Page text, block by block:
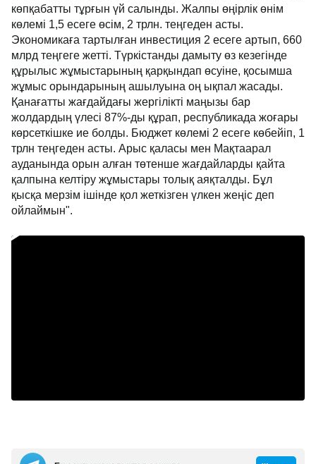
көпқабатты тұрғын үй салынды. Жалпы өңірлік өнім
көлемі 1,5 есеге өсім, 2 трлн. теңгеден асты.
Экономикаға тартылған инвестиция 2 есеге артып, 660
млрд теңгеге жетті. Түркістанды дамыту өз кезегінде
құрылыс жұмыстарының қарқындап өсуіне, қосымша
жұмыс орындарының ашылуына оң ықпал жасады.
Қанағатты жағдайдағы жергілікті маңызы бар
жолдардың үлесі 87%-ды құрап, республикада жоғары
көрсеткішке ие болды. Бюджет көлемі 2 есеге көбейіп, 1
трлн теңгеден асты. Арыс қаласы мен Мақтаарал
ауданында орын алған төтенше жағдайларды қайта
қалпына келтіру жұмыстары толық аяқталды. Бұл
қысқа мерзім ішінде қол жеткізген үлкен жеңіс деп
ойлаймын".